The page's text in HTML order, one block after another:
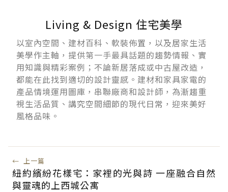
Living & Design 住宅美學
以室內空間、建材百科、軟裝佈置，以及居家生活
美學作主軸，提供第一手最具話題的趨勢情報、實
用知識與精彩案例；不論新居落成或中古屋改造，
都能在此找到適切的設計靈感。建材和家具家電的
產品情境運用圖庫，串聯廠商和設計師，為漸趨重
視生活品質、講究空間細節的現代日常，迎來美好
風格品味。
← 上一篇
紐約繽紛花樣宅：家裡的光與詩 一座融合自然
與靈魂的上西城公寓